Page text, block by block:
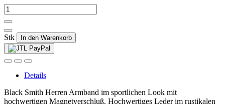
Stk In den Warenkorb
Details
Black Smith Herren Armband im sportlichen Look mit
hochwertigen Magnetverschluß. Hochwertiges Leder im rustikalen